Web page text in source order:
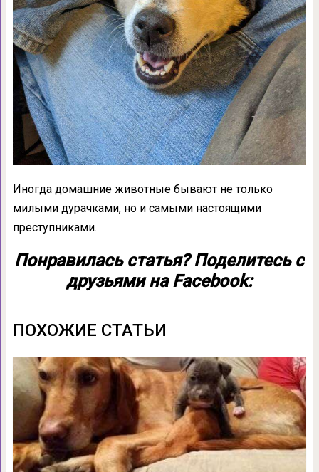
Иногда домашние животные бывают не только
милыми дурачками, но и самыми настоящими
преступниками.
Понравилась статья? Поделитесь с
друзьями на Facebook:
ПОХОЖИЕ СТАТЬИ